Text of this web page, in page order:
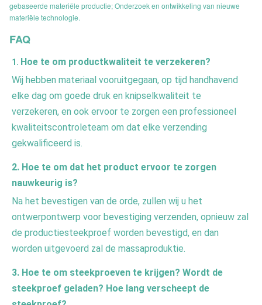
gebaseerde materiële productie; Onderzoek en ontwikkeling van nieuwe
materiële technologie.
FAQ
1. Hoe te om productkwaliteit te verzekeren?
Wij hebben materiaal vooruitgegaan, op tijd handhavend
elke dag om goede druk en knipselkwaliteit te
verzekeren, en ook ervoor te zorgen een professioneel
kwaliteitscontroleteam om dat elke verzending
gekwalificeerd is.
2. Hoe te om dat het product ervoor te zorgen
nauwkeurig is?
Na het bevestigen van de orde, zullen wij u het
ontwerpontwerp voor bevestiging verzenden, opnieuw zal
de productiesteekproef worden bevestigd, en dan
worden uitgevoerd zal de massaproduktie.
3. Hoe te om steekproeven te krijgen? Wordt de
steekproef geladen? Hoe lang verscheept de